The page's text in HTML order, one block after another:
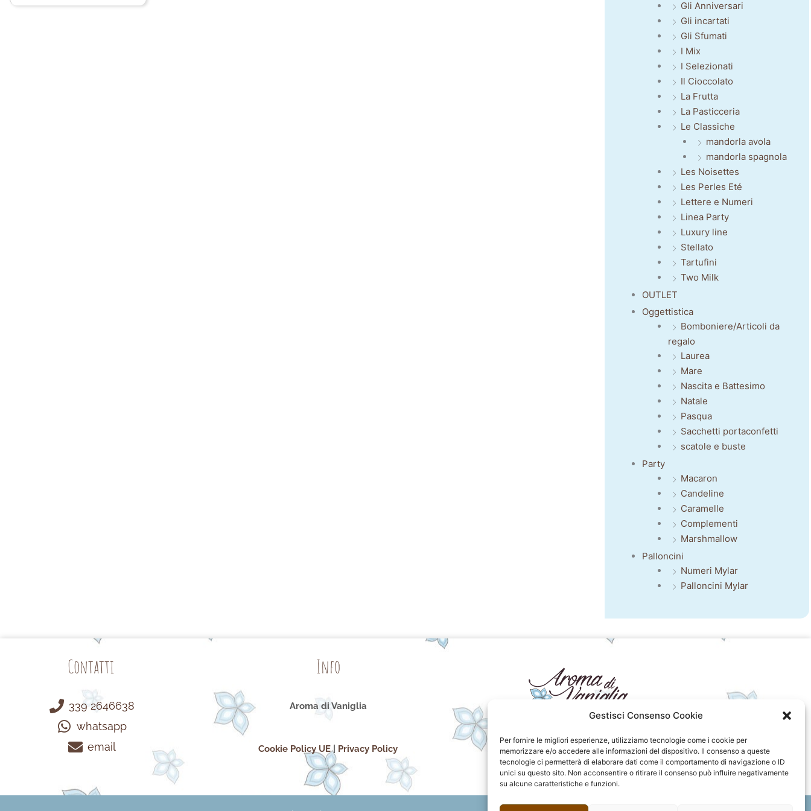
Gestisci Consenso Cookie
Per fornire le migliori esperienze, utilizziamo tecnologie come i cookie per
memorizzare e/o accedere alle informazioni del dispositivo. Il consenso a queste
tecnologie ci permetterà di elaborare dati come il comportamento di navigazione o ID
unici su questo sito. Non acconsentire o ritirare il consenso può influire negativamente
su alcune caratteristiche e funzioni.
Gli Anniversari
Gli incartati
Gli Sfumati
I Mix
I Selezionati
Il Cioccolato
La Frutta
La Pasticceria
Le Classiche
mandorla avola
mandorla spagnola
Les Noisettes
Les Perles Eté
Lettere e Numeri
Linea Party
Luxury line
Stellato
Tartufini
Two Milk
OUTLET
Oggettistica
Bomboniere/Articoli da
regalo
Laurea
Mare
Nascita e Battesimo
Natale
Pasqua
Sacchetti portaconfetti
scatole e buste
Party
Macaron
Candeline
Caramelle
Complementi
Marshmallow
Palloncini
Numeri Mylar
Palloncini Mylar
Contatti
339 2646638
whatsapp
email
Info
Aroma di Vaniglia
Cookie Policy UE| Privacy Policy
F
a
c
e
I
n
s
t
P
i
n
t
F
l
i
c